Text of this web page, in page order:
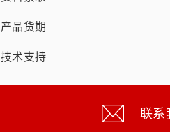
产品货期
技术支持
联系